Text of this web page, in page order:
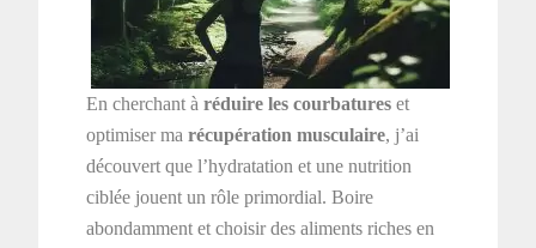
En cherchant àréduire les courbatures et
optimiser marécupération musculaire, j’ai
découvert que l’hydratation et une nutrition
ciblée jouent un rôle primordial. Boire
abondamment et choisir des aliments riches en